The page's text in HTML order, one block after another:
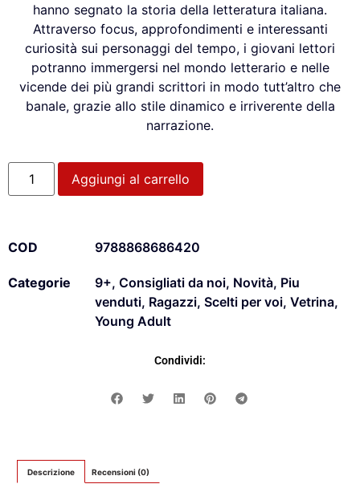
hanno segnato la storia della letteratura italiana.
Attraverso focus, approfondimenti e interessanti
curiosità sui personaggi del tempo, i giovani lettori
potranno immergersi nel mondo letterario e nelle
vicende dei più grandi scrittori in modo tutt’altro che
banale, grazie allo stile dinamico e irriverente della
narrazione.
Aggiungi al carrello
COD 9788868686420
Categorie 9+, Consigliati da noi, Novità, Piu
venduti, Ragazzi, Scelti per voi, Vetrina,
Young Adult
Condividi:
Descrizione Recensioni (0)